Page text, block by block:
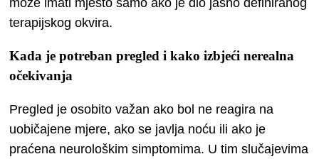
može imati mjesto samo ako je dio jasno definiranog
terapijskog okvira.
Kada je potreban pregled i kako izbjeći nerealna
očekivanja
Pregled je osobito važan ako bol ne reagira na
uobičajene mjere, ako se javlja noću ili ako je
praćena neurološkim simptomima. U tim slučajevima